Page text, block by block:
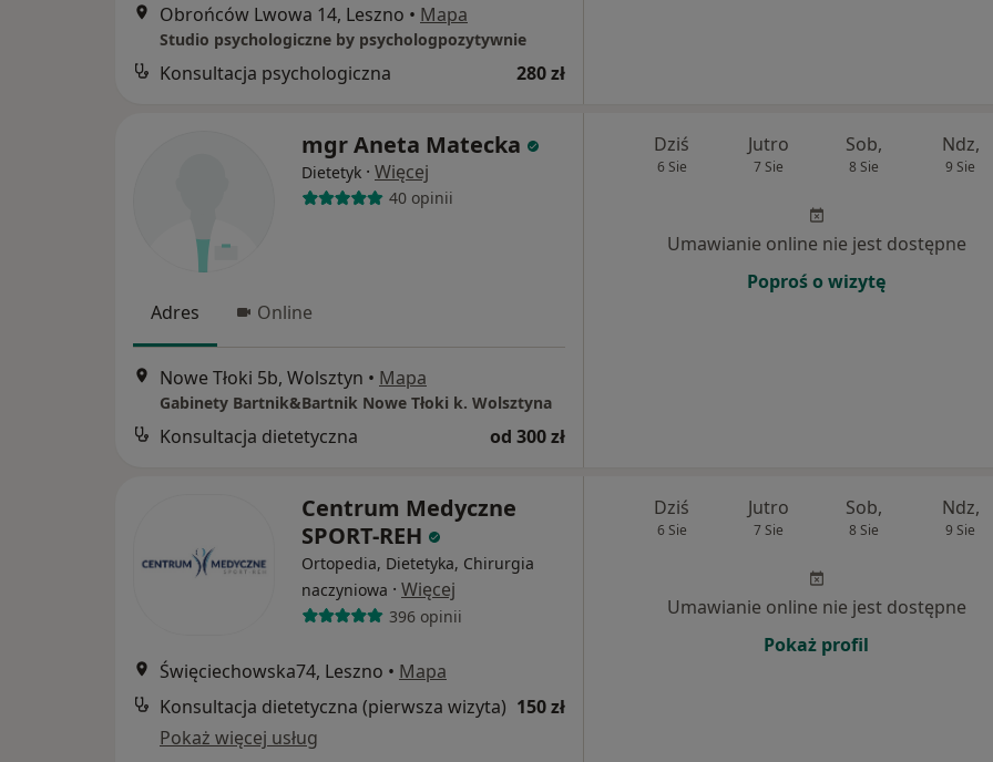
Obrońców Lwowa 14, Leszno • Mapa
Studio psychologiczne by psychologpozytywnie
Konsultacja psychologiczna 280 zł
mgr Aneta Matecka
Dietetyk · Więcej
40 opinii
Adres Online
Nowe Tłoki 5b, Wolsztyn • Mapa
Gabinety Bartnik&Bartnik Nowe Tłoki k. Wolsztyna
Konsultacja dietetyczna od 300 zł
Dziś
6 Sie
Jutro
7 Sie
Sob,
8 Sie
Ndz,
9 Sie
Umawianie online nie jest dostępne
Poproś o wizytę
Centrum Medyczne
SPORT-REH
Ortopedia, Dietetyka, Chirurgia
naczyniowa · Więcej
396 opinii
Święciechowska74, Leszno • Mapa
Konsultacja dietetyczna (pierwsza wizyta) 150 zł
Pokaż więcej usług
Dziś
6 Sie
Jutro
7 Sie
Sob,
8 Sie
Ndz,
9 Sie
Umawianie online nie jest dostępne
Pokaż profil